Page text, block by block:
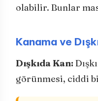
olabilir. Bunlar
Kanama ve
Dışkıda Kan:
görünmesi, ciddi